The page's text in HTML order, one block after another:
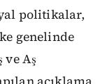
politikalar,
genelinde
ve Aş